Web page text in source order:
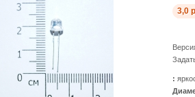
3,0
: